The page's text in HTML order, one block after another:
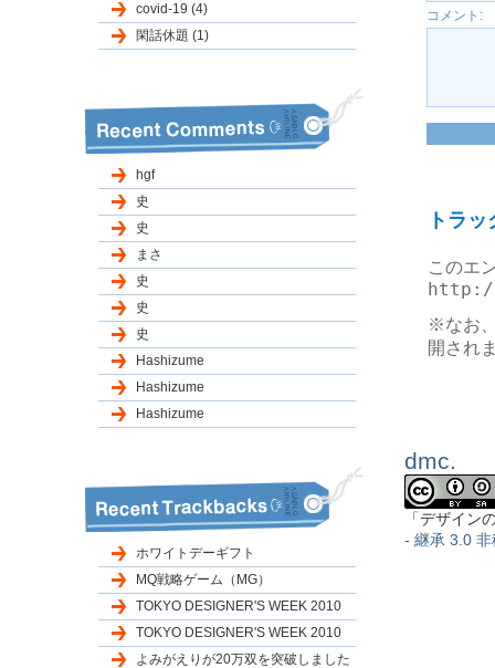
covid-19 (4)
閑話休題 (1)
hgf
史
史
まさ
史
史
史
Hashizume
Hashizume
Hashizume
ホワイトデーギフト
MQ戦略ゲーム（MG）
TOKYO DESIGNER'S WEEK 2010
TOKYO DESIGNER'S WEEK 2010
よみがえりが20万双を突破しました
コメント:
トラ
このエ
※なお
開され
dmc.
「デザイン
- 継承 3.0